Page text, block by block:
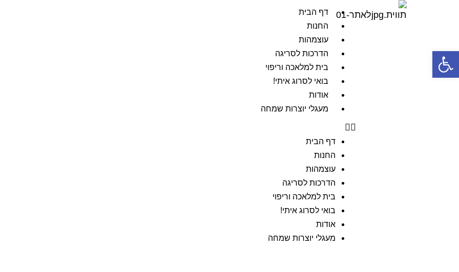
דף הבית
החנות
עוצמהות
הדרכות לסריגה
בית למלאכה וריפוי
בואי לסרוג איתי!
אודות
מעגלי יוצרות שמחה
דף הבית
החנות
עוצמהות
הדרכות לסריגה
בית למלאכה וריפוי
בואי לסרוג איתי!
אודות
מעגלי יוצרות שמחה
פתח סרגל נגישות